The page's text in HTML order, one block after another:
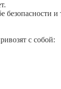
и
с собой: